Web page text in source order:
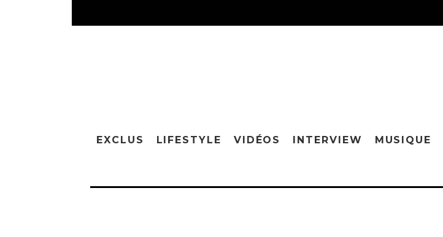
EXCLUS LIFESTYLE VIDÉOS INTERVIEW MUSIQUE